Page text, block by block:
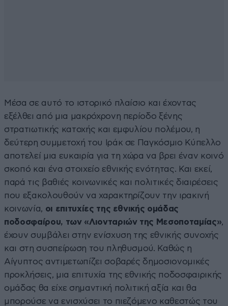
Μέσα σε αυτό το ιστορικό πλαίσιο και έχοντας
εξέλθει από μια μακρόχρονη περίοδο ξένης
στρατιωτικής κατοχής και εμφυλίου πολέμου, η
δεύτερη συμμετοχή του Ιράκ σε Παγκόσμιο Κύπελλο
αποτελεί μια ευκαιρία για τη χώρα να βρει έναν κοινό
σκοπό και ένα στοιχείο εθνικής ενότητας. Και εκεί,
παρά τις βαθιές κοινωνικές και πολιτικές διαιρέσεις
που εξακολουθούν να χαρακτηρίζουν την ιρακινή
κοινωνία, οι επιτυχίες της εθνικής ομάδας
ποδοσφαίρου, των «Λιονταριών της Μεσοποταμίας»,
έχουν συμβάλει στην ενίσχυση της εθνικής συνοχής
και στη συσπείρωση του πληθυσμού. Καθώς η
Αίγυπτος αντιμετωπίζει σοβαρές δημοσιονομικές
προκλήσεις, μια επιτυχία της εθνικής ποδοσφαιρικής
ομάδας θα είχε σημαντική πολιτική αξία και θα
μπορούσε να ενισχύσει το πιεζόμενο καθεστώς του